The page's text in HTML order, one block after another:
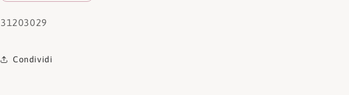
31203029
Condividi